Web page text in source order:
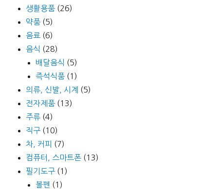
생활용품 (26)
약품 (5)
음료 (6)
음식 (28)
배달음식 (5)
즉석식품 (1)
의류, 신발, 시계 (5)
전자제품 (13)
주류 (4)
직구 (10)
차, 커피 (7)
컴퓨터, 스마트폰 (13)
필기도구 (1)
볼펜 (1)